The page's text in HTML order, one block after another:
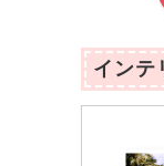
インテ